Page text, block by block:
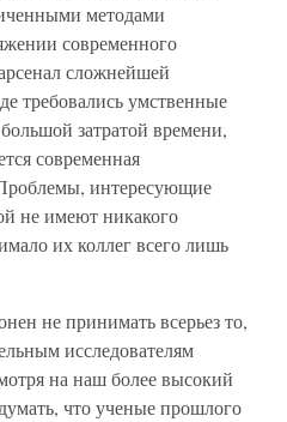
методами
современного
сложнейшей
требовались умственные
затратой времени,
современная
интересующие
не имеют никакого
их коллег всего лишь
не принимать всерьез то,
исследователям
на наш более высокий
что ученые прошлого